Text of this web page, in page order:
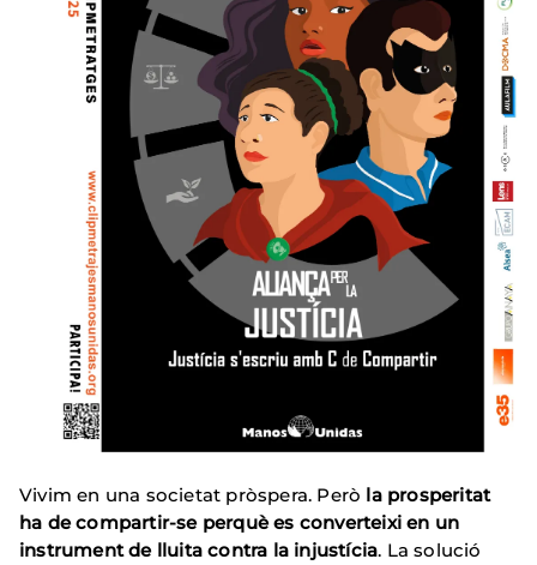
Vivim en una societat pròspera. Però la prosperitat
ha de compartir-se perquè es converteixi en un
instrument de lluita contra la injustícia. La solució